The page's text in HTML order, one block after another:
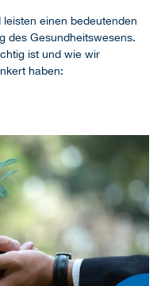
einen bedeutenden
des Gesundheitswesens.
ist und wie wir
haben: